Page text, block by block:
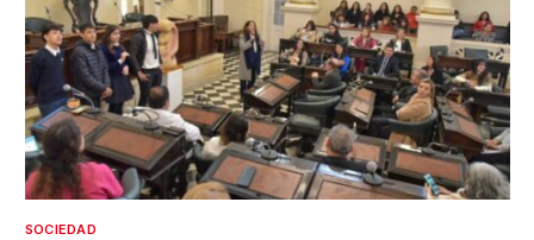
SOCIEDAD